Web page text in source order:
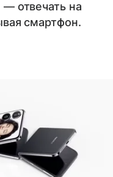
отвечать на
смартфон.